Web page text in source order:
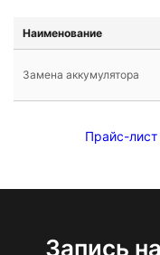
Наименование
Замена аккумулятора
Прайс-
Запись